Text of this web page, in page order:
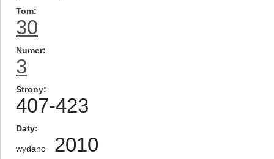
Tom
30
Numer
3
Strony
407-423
Daty
wydano 2010